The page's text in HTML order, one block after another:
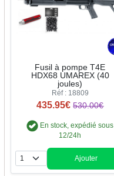
Fusil à pompe T4E
HDX68 UMAREX (40
joules)
Réf : 18809
435.95€ 530.00€
En stock, expédié sous
12/24h
Quantité
Ajouter